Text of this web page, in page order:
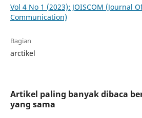
Vol 4 No 1 (2023): JOISCOM (Journal
Communication)
Bagian
arctikel
Artikel paling banyak dibaca
yang sama